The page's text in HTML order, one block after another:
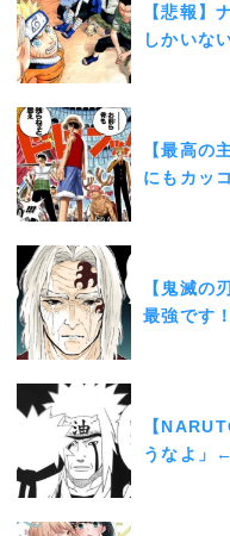
【悲報】
しかいな
【最高の
にもカッ
【鬼滅の
最強です
【
うなよ」